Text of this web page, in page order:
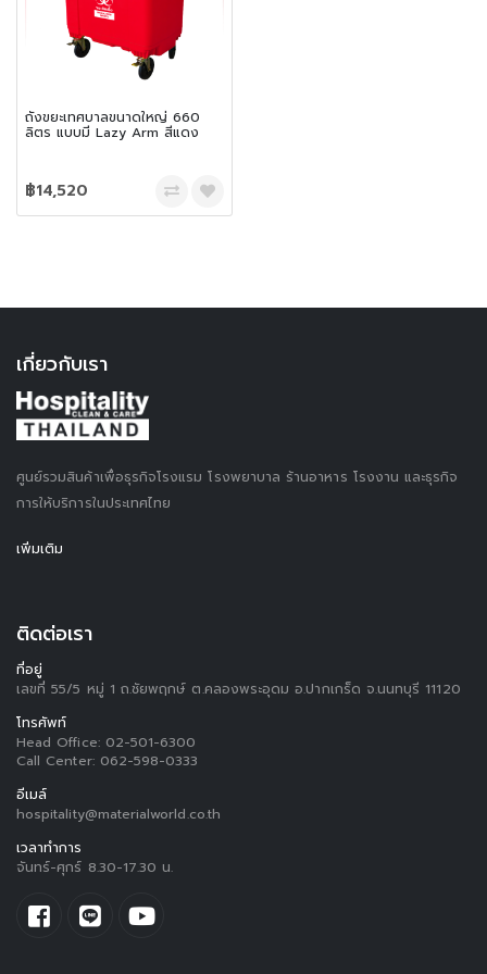
ถังขยะเทศบาลขนาดใหญ่ 660
ลิตร แบบมี Lazy Arm สีแดง
฿14,520
เกี่ยวกับเรา
ศูนย์รวมสินค้าเพื่อธุรกิจโรงแรม โรงพยาบาล ร้านอาหาร โรงงาน และธุรกิจ
การให้บริการในประเทศไทย
เพิ่มเติม
ติดต่อเรา
ที่อยู่
เลขที่ 55/5 หมู่ 1 ถ.ชัยพฤกษ์ ต.คลองพระอุดม อ.ปากเกร็ด จ.นนทบุรี 11120
โทรศัพท์
Head Office: 02-501-6300
Call Center: 062-598-0333
อีเมล์
hospitality@materialworld.co.th
เวลาทำการ
จันทร์-ศุกร์ 8.30-17.30 น.